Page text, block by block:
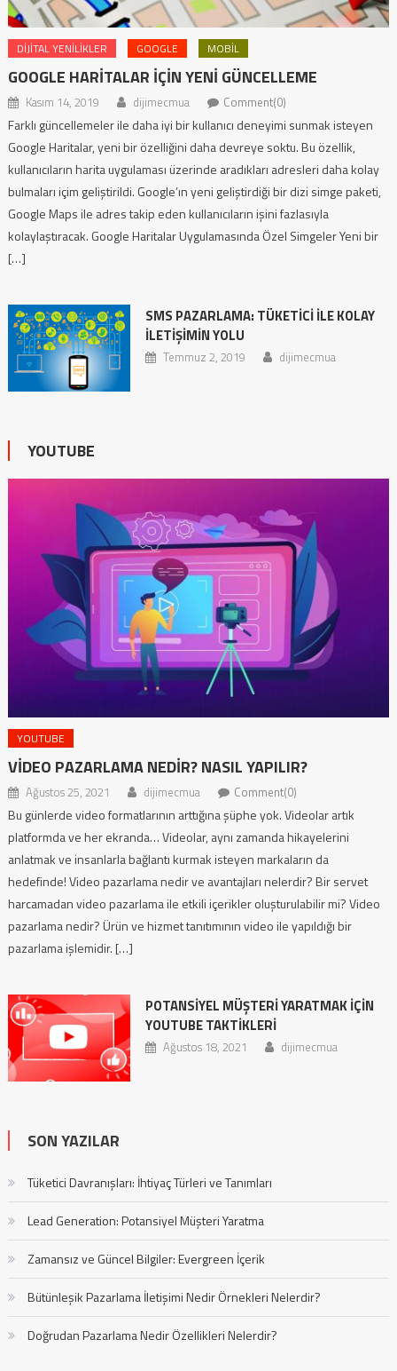
DIJITAL YENILIKLER GOOGLE MOBIL
GOOGLE HARITALAR İÇIN YENI GÜNCELLEME
Kasım 14, 2019 dijimecmua Comment(0)
Farklı güncellemeler ile daha iyi bir kullanıcı deneyimi sunmak isteyen
Google Haritalar, yeni bir özelliğini daha devreye soktu. Bu özellik,
kullanıcıların harita uygulaması üzerinde aradıkları adresleri daha kolay
bulmaları içim geliştirildi. Google’ın yeni geliştirdiği bir dizi simge paketi,
Google Maps ile adres takip eden kullanıcıların işini fazlasıyla
kolaylaştıracak. Google Haritalar Uygulamasında Özel Simgeler Yeni bir
[…]
SMS PAZARLAMA: TÜKETICI İLE KOLAY
İLETIŞIMIN YOLU
Temmuz 2, 2019 dijimecmua
YOUTUBE
YOUTUBE
VIDEO PAZARLAMA NEDIR? NASIL YAPILIR?
Ağustos 25, 2021 dijimecmua Comment(0)
Bu günlerde video formatlarının arttığına şüphe yok. Videolar artık
platformda ve her ekranda… Videolar, aynı zamanda hikayelerini
anlatmak ve insanlarla bağlantı kurmak isteyen markaların da
hedefinde! Video pazarlama nedir ve avantajları nelerdir? Bir servet
harcamadan video pazarlama ile etkili içerikler oluşturulabilir mi? Video
pazarlama nedir? Ürün ve hizmet tanıtımının video ile yapıldığı bir
pazarlama işlemidir. […]
POTANSIYEL MÜŞTERI YARATMAK İÇIN
YOUTUBE TAKTIKLERI
Ağustos 18, 2021 dijimecmua
SON YAZILAR
Tüketici Davranışları: İhtiyaç Türleri ve Tanımları
Lead Generation: Potansiyel Müşteri Yaratma
Zamansız ve Güncel Bilgiler: Evergreen İçerik
Bütünleşik Pazarlama İletişimi Nedir Örnekleri Nelerdir?
Doğrudan Pazarlama Nedir Özellikleri Nelerdir?